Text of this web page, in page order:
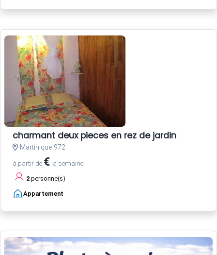
charmant deux pieces en rez de jardin
Martinique 972
à partir de € la semaine
2 personne(s)
Appartement